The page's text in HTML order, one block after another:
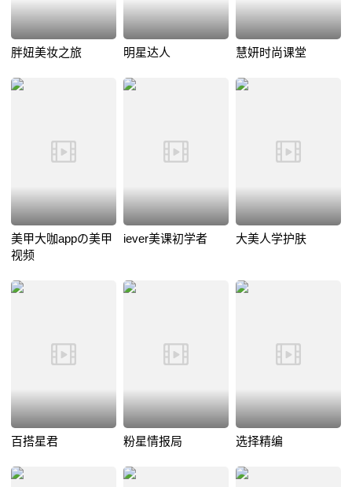
胖妞美妆之旅 明星达人 慧妍时尚课堂
美甲大咖appの美甲
视频
iever美课初学者 大美人学护肤
百搭星君 粉星情报局 选择精编